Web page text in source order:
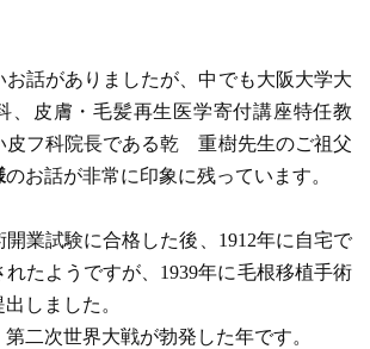
お話がありましたが、中でも大阪大学大
、皮膚・毛髪再生医学寄付講座特任教
皮フ科院長である乾 重樹先生のご祖父
のお話が非常に印象に残っています。
業試験に合格した後、1912年に自宅で
れたようですが、1939年に毛根移植手術
しました。
二次世界大戦が勃発した年です。